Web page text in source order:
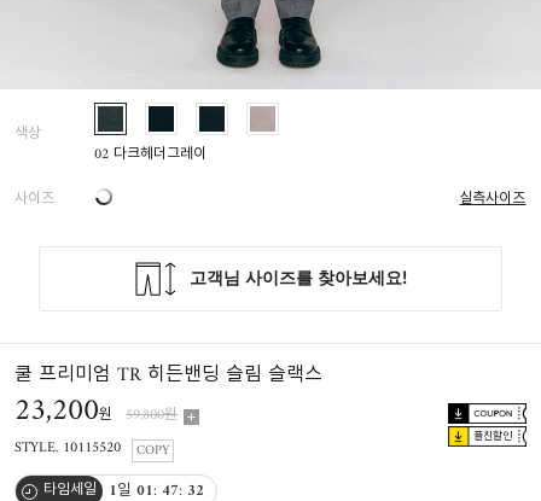
색상
02 다크헤더그레이
사이즈
실측사이즈
쿨 프리미엄 TR 히든밴딩 슬림 슬랙스
23,200원 59,800원
플친할인
STYLE. 10115520 COPY
타임세일 1일01: 47: 31